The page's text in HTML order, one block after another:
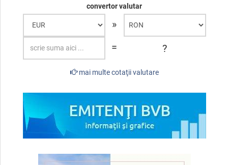
convertor valutar
»
=
?
mai multe cotaţii valutare